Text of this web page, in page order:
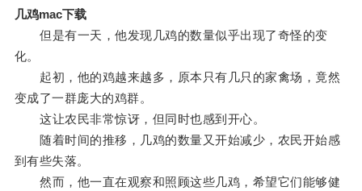
几鸡mac下载
但是有一天，他发现几鸡的数量似乎出现了奇怪的变
化。
起初，他的鸡越来越多，原本只有几只的家禽场，竟然
变成了一群庞大的鸡群。
这让农民非常惊讶，但同时也感到开心。
随着时间的推移，几鸡的数量又开始减少，农民开始感
到有些失落。
然而，他一直在观察和照顾这些几鸡，希望它们能够健